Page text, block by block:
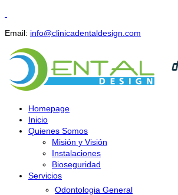
Email: info@clinicadentaldesign.com
Homepage
Inicio
Quienes Somos
Misión y Visión
Instalaciones
Bioseguridad
Servicios
Odontologia General